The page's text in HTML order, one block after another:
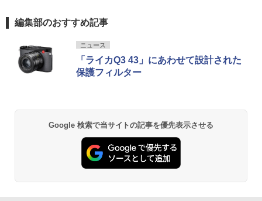
編集部のおすすめ記事
ニュース
「ライカQ3 43」にあわせて設計された
保護フィルター
Google 検索で当サイトの記事を優先表示させる